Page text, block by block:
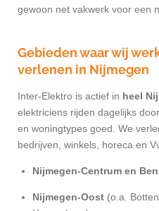
gewoon net vakwerk voor een
Gebieden waar wij
verlenen in Nijmegen
Inter-Elektro is actief in heel
elektriciens rijden dagelijks
en woningtypes goed. We
bedrijven, winkels, horeca en
Nijmegen-Centrum en
Nijmegen-Oost (o.a.